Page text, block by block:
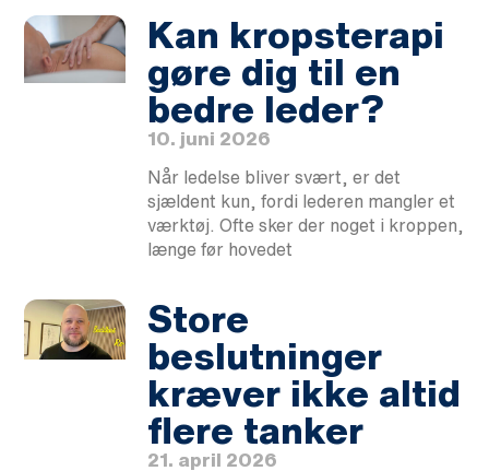
Kan kropsterapi
gøre dig til en
bedre leder?
10. juni 2026
Når ledelse bliver svært, er det
sjældent kun, fordi lederen mangler et
værktøj. Ofte sker der noget i kroppen,
længe før hovedet
Store
beslutninger
kræver ikke altid
flere tanker
21. april 2026